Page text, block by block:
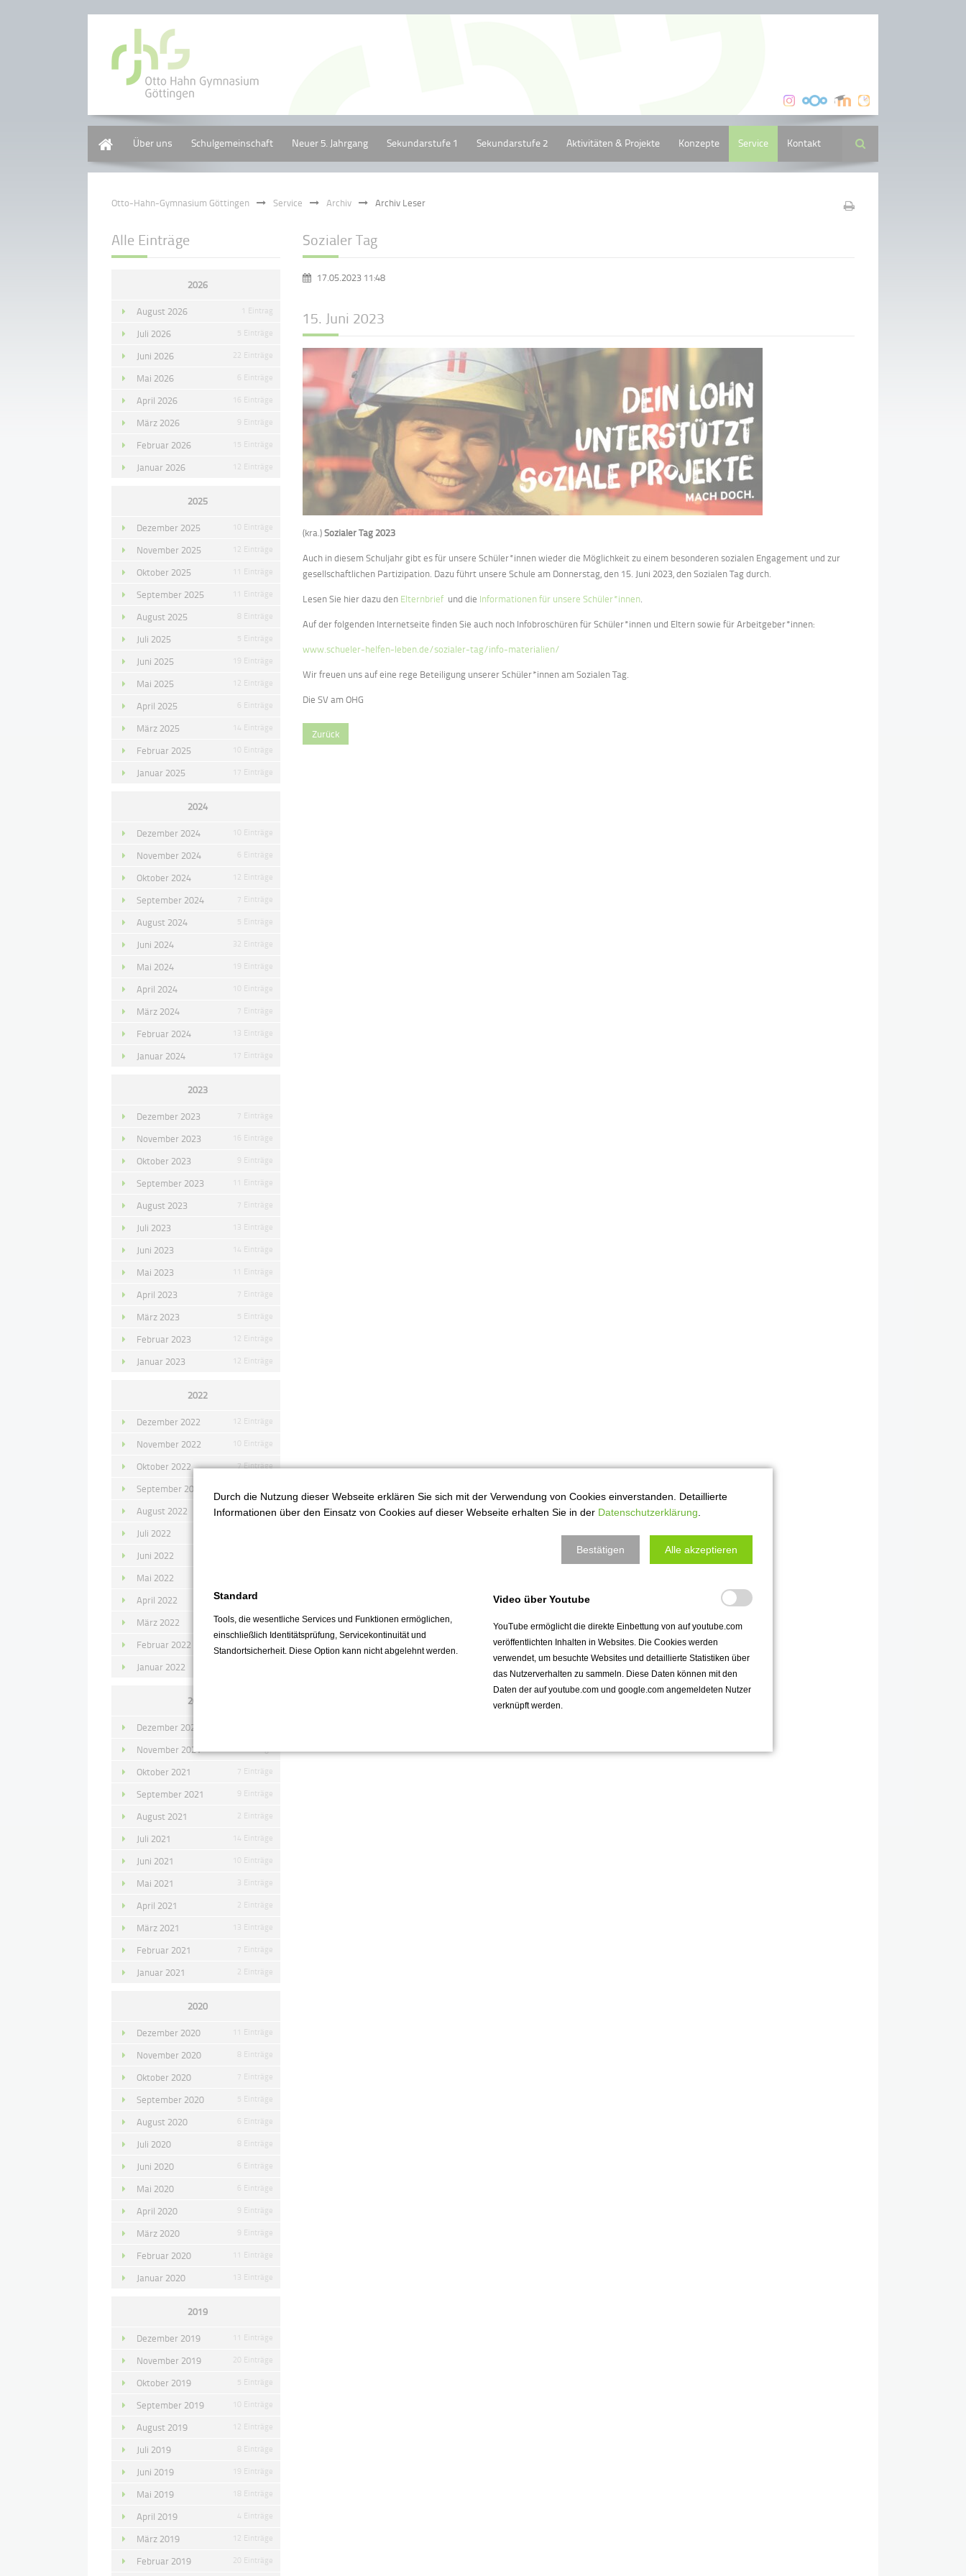
Über uns Schulgemeinschaft Neuer 5. Jahrgang Sekundarstufe 1 Sekundarstufe 2 Aktivitäten & Projekte Konzepte Service Kontakt Suche
Otto-Hahn-Gymnasium Göttingen Service Archiv Archiv Leser
Sozialer Tag
17.05.2023 11:48
15. Juni 2023
(kra.)Sozialer Tag 2023
Auch in diesem Schuljahr gibt es für unsere Schüler*innenwiederdie Möglichkeit zueinem besonderensozialen Engagement undzur
gesellschaftlichen Partizipation. Dazu führt unsere Schule am Donnerstag, den 15. Juni 2023,den Sozialen Tag durch.
Lesen Sie hier dazu den Elternbrief und die Informationen für unsere Schüler*innen.
Auf der folgenden Internetseite finden Sie auch noch Infobroschüren für Schüler*innen und Eltern sowie für Arbeitgeber*innen:
www.schueler-helfen-leben.de/sozialer-tag/info-materialien/
Wir freuen uns auf eine rege Beteiligung unserer Schüler*innen am Sozialen Tag.
Die SV am OHG
Zurück
Alle Einträge
2026
August 2026 1 Eintrag
Juli 2026 5 Einträge
Juni 2026 22 Einträge
Mai 2026 6 Einträge
April 2026 16 Einträge
März 2026 9 Einträge
Februar 2026 15 Einträge
Januar 2026 12 Einträge
2025
Dezember 2025 10 Einträge
November 2025 12 Einträge
Oktober 2025 11 Einträge
September 2025 11 Einträge
August 2025 8 Einträge
Juli 2025 5 Einträge
Juni 2025 19 Einträge
Mai 2025 12 Einträge
April 2025 6 Einträge
März 2025 14 Einträge
Februar 2025 10 Einträge
Januar 2025 17 Einträge
2024
Dezember 2024 10 Einträge
November 2024 6 Einträge
Oktober 2024 12 Einträge
September 2024 7 Einträge
August 2024 5 Einträge
Juni 2024 32 Einträge
Mai 2024 19 Einträge
April 2024 10 Einträge
März 2024 7 Einträge
Februar 2024 13 Einträge
Januar 2024 17 Einträge
2023
Dezember 2023 7 Einträge
November 2023 16 Einträge
Oktober 2023 9 Einträge
September 2023 11 Einträge
August 2023 7 Einträge
Juli 2023 13 Einträge
Juni 2023 14 Einträge
Mai 2023 11 Einträge
April 2023 7 Einträge
März 2023 5 Einträge
Februar 2023 12 Einträge
Januar 2023 12 Einträge
2022
Dezember 2022 12 Einträge
November 2022 10 Einträge
Oktober 2022 7 Einträge
September 2022
August 2022 4 Einträge
Juli 2022
Juni 2022
Mai 2022
April 2022 8 Einträge
März 2022 15 Einträge
Februar 2022
Januar 2022
2021
Dezember 2021
November 2021
Oktober 2021 7 Einträge
September 2021 9 Einträge
August 2021 2 Einträge
Juli 2021 14 Einträge
Juni 2021 10 Einträge
Mai 2021 3 Einträge
April 2021 2 Einträge
März 2021 13 Einträge
Februar 2021 7 Einträge
Januar 2021 2 Einträge
2020
Dezember 2020 11 Einträge
November 2020 8 Einträge
Oktober 2020 7 Einträge
September 2020 5 Einträge
August 2020 6 Einträge
Juli 2020 8 Einträge
Juni 2020 6 Einträge
Mai 2020 6 Einträge
April 2020 9 Einträge
März 2020 9 Einträge
Februar 2020 11 Einträge
Januar 2020 13 Einträge
2019
Dezember 2019 11 Einträge
November 2019 20 Einträge
Oktober 2019 5 Einträge
September 2019 10 Einträge
August 2019 12 Einträge
Juli 2019 8 Einträge
Juni 2019 19 Einträge
Mai 2019 18 Einträge
April 2019 4 Einträge
März 2019 12 Einträge
Februar 2019 20 Einträge
Durch die Nutzung dieser Webseite erklären Sie sich mit der Verwendung von Cookies einverstanden. Detaillierte
Informationen über den Einsatz von Cookies auf dieser Webseite erhalten Sie in der Datenschutzerklärung
Bestätigen Alle akzeptieren
Standard
Tools, die wesentliche Services und Funktionen ermöglichen,
einschließlich Identitätsprüfung, Servicekontinuität und
Standortsicherheit. Diese Option kann nicht abgelehnt werden.
Video über Youtube
YouTube ermöglicht die direkte Einbettung von auf youtube.com
veröffentlichten Inhalten in Websites. Die Cookies werden
verwendet, um besuchte Websites und detaillierte Statistiken über
das Nutzerverhalten zu sammeln. Diese Daten können mit den
Daten der auf youtube.com und google.com angemeldeten Nutzer
verknüpft werden.